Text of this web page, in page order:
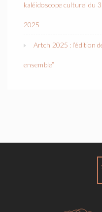
kaléidoscope culturel du
2025
Artch 2025 : l’édition
ensemble”